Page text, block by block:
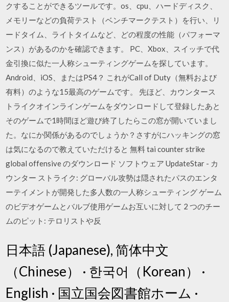
クすることができるツールです。os、cpu、ハードディスク、
メモリーなどの負荷テスト（ベンチマークテスト）を行い、リ
ードタイム、ライトタイムなど、どの程度の性能（パフォーマ
ンス）があるのかを確認できます。 PC、Xbox、スイッチで代
金引換に似た一人称シューティングゲームを探しています。
Android、iOS、またはPS4？ これがCall of Duty（無料および
有料）のような15最高のゲームです。 先ほど、カウンタース
トライクオインラインゲームをダウンロードして登録したあと
そのゲームで1時間ほど遊び終了したらこの窓が開いていまし
た。なにか関係があるのでしょうか？さすがにハッキングの窓
は気になるので教えていただけると 無料 tai counter strike
global offensive のダウンロード ソフトウェア UpdateStar - カ
ウンター ストライク: グローバル攻勢は隠されたパスのエンタ
ーテイメントが開発した多人数の一人称シューティング ゲーム
のビデオゲームとバルブ使用ゲームお互いに対して 2 つのチー
ムのピット: テロリストや反
日本語 (Japanese), 简体中文
（Chinese） · 한국어（Korean） ·
English · 国立国会図書館ホーム ·